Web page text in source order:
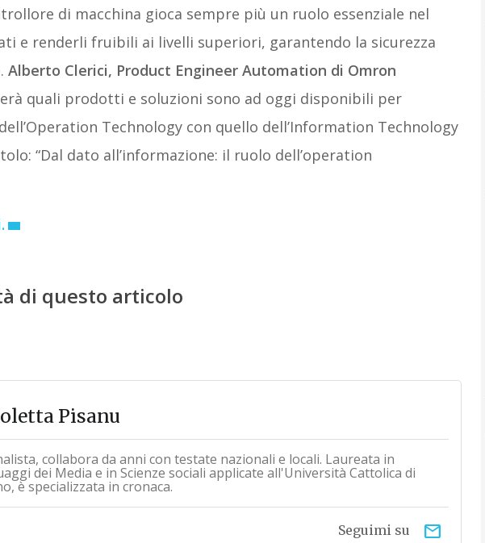
di macchina gioca sempre più un ruolo essenziale nel
e renderli fruibili ai livelli superiori, garantendo la sicurezza
Alberto Clerici, Product Engineer Automation di Omron
quali prodotti e soluzioni sono ad oggi disponibili per
Technology con quello dell’Information Technology
“Dal dato all’informazione: il ruolo dell’operation
di questo articolo
Pisanu
collabora da anni con testate nazionali e locali. Laureata in
dei Media e in Scienze sociali applicate all'Università Cattolica di
è specializzata in cronaca.
email
Seguimi su